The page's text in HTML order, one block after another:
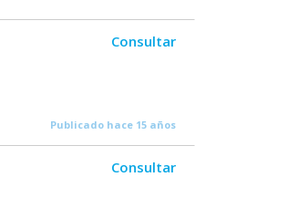
Consultar
Publicado hace 15 años
Consultar